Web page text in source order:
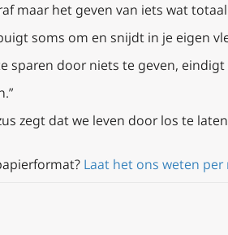
maar het geven van iets wat
soms om en snijdt in je eigen
sparen door niets te geven, eindigt
zegt dat we leven door los te
Laat het ons weten per